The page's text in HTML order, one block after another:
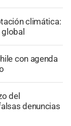
climática:
global
con agenda
del
denuncias